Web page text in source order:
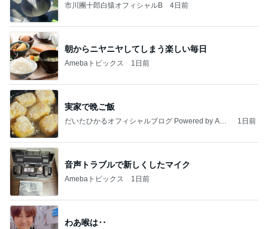
市川團十郎白猿オフィシャルB 4日前
朝からニヤニヤしてしまう楽しい毎日
Amebaトピックス 1日前
実家で晩ご飯
だいたひかるオフィシャルブログ Powered by Ame
1日前
音声トラブルで新しくしたマイク
Amebaトピックス 1日前
わあ喉は‥